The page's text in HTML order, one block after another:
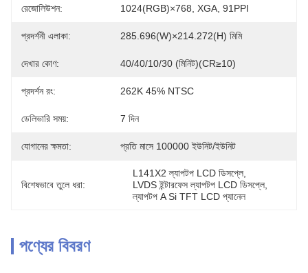
রেজোলিউশন: 1024(RGB)×768, XGA, 91PPI
প্রদর্শনী এলাকা: 285.696(W)×214.272(H) মিমি
দেখার কোণ: 40/40/10/30 (মিনিট)(CR≥10)
প্রদর্শন রং: 262K 45% NTSC
ডেলিভারি সময়: 7 দিন
যোগানের ক্ষমতা: প্রতি মাসে 100000 ইউনিট/ইউনিট
বিশেষভাবে তুলে ধরা:
L141X2 ল্যাপটপ LCD ডিসপ্লে
LVDS ইন্টারফেস ল্যাপটপ LCD ডিসপ্লে
ল্যাপটপ A Si TFT LCD প্যানেল
পণ্যের বিবরণ